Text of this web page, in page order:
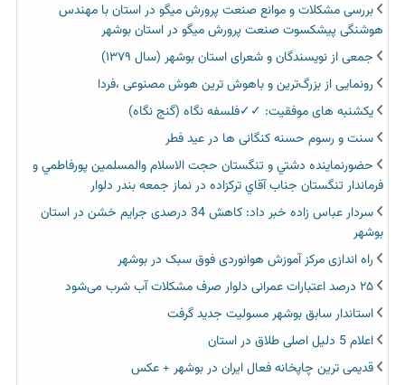
بررسی مشکلات و موانع صنعت پرورش میگو در استان با مهندس
هوشنگی پیشکسوت صنعت پرورش میگو در استان بوشهر
جمعی از نویسندگان و شعرای استان بوشهر (سال ۱۳۷۹)
رونمایی از بزرگ‌ترین و باهوش ترین هوش مصنوعی ،فردا
یکشنبه های موفقیت: ✓✓فلسفه نگاه (گنج نگاه)
سنت و رسوم حسنه کنگانی ها در عید فطر
حضورنماينده دشتي و تنگستان حجت الاسلام والمسلمين پورفاطمي و
فرماندار تنگستان جناب آقاي تركزاده در نماز جمعه بندر دلوار
سردار عباس زاده خبر داد: کاهش 34 درصدی جرایم خشن در استان
بوشهر
راه اندازی مرکز آموزش هوانوردی فوق سبک در بوشهر
۲۵ درصد اعتبارات عمرانی دلوار صرف مشکلات آب شرب می‌شود
استاندار سابق بوشهر مسولیت جدید گرفت
اعلام 5 دلیل اصلی طلاق در استان
قدیمی ترین چاپخانه فعال ایران در بوشهر + عکس